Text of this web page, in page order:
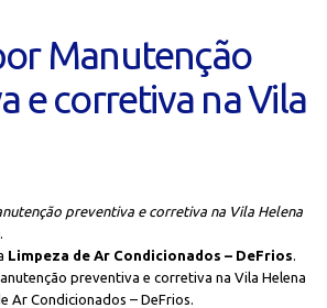
Manutenção
e corretiva na Vila
preventiva e corretiva na Vila Helena
.
Limpeza de Ar Condicionados – DeFrios.
preventiva e corretiva na Vila Helena
Ar Condicionados – DeFrios.